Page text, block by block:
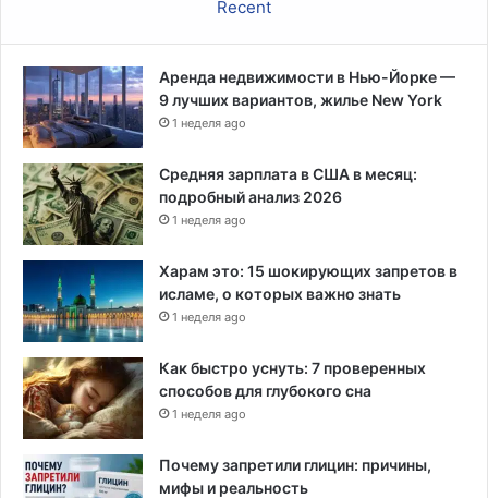
а
н
ы
Recent
Аренда недвижимости в Нью-Йорке —
9 лучших вариантов, жилье New York
1 неделя ago
Средняя зарплата в США в месяц:
подробный анализ 2026
1 неделя ago
Харам это: 15 шокирующих запретов в
исламе, о которых важно знать
1 неделя ago
Как быстро уснуть: 7 проверенных
способов для глубокого сна
1 неделя ago
Почему запретили глицин: причины,
мифы и реальность